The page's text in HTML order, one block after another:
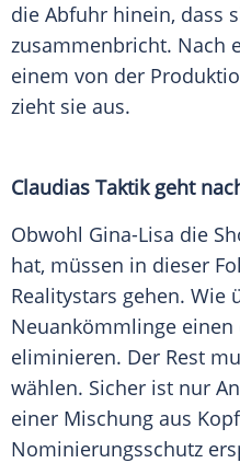
die Abfuhr hinein, dass
zusammenbricht. Nach
einem von der
zieht sie aus.
Claudias Taktik geht
Obwohl Gina-Lisa die
hat, müssen in dieser
Realitystars gehen. Wie
Neuankömmlinge
eliminieren. Der Rest
wählen. Sicher ist nur
einer Mischung aus
Nominierungsschutz